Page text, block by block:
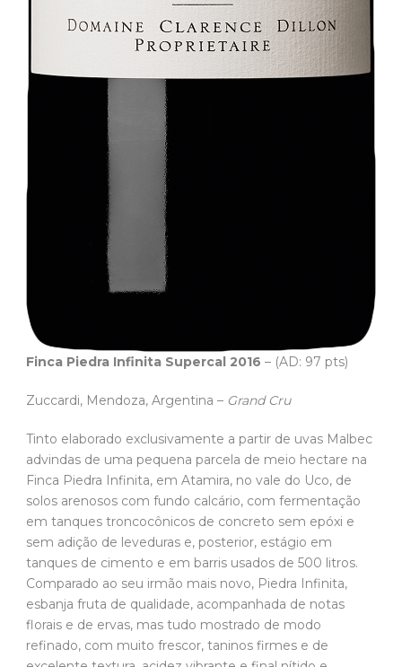
Finca Piedra Infinita Supercal 2016 – (AD: 97 pts)
Zuccardi, Mendoza, Argentina – Grand Cru
Tinto elaborado exclusivamente a partir de uvas Malbec
advindas de uma pequena parcela de meio hectare na
Finca Piedra Infinita, em Atamira, no vale do Uco, de
solos arenosos com fundo calcário, com fermentação
em tanques troncocônicos de concreto sem epóxi e
sem adição de leveduras e, posterior, estágio em
tanques de cimento e em barris usados de 500 litros.
Comparado ao seu irmão mais novo, Piedra Infinita,
esbanja fruta de qualidade, acompanhada de notas
florais e de ervas, mas tudo mostrado de modo
refinado, com muito frescor, taninos firmes e de